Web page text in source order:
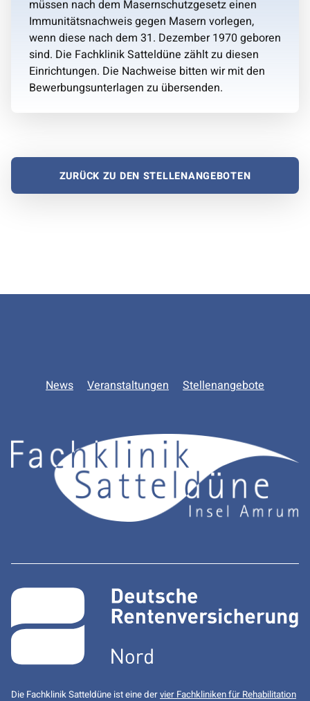
müssen nach dem Masernschutzgesetz einen
Immunitätsnachweis gegen Masern vorlegen,
wenn diese nach dem 31. Dezember 1970 geboren
sind. Die Fachklinik Satteldüne zählt zu diesen
Einrichtungen. Die Nachweise bitten wir mit den
Bewerbungsunterlagen zu übersenden.
ZURÜCK ZU DEN STELLENANGEBOTEN
News Veranstaltungen Stellenangebote
Die Fachklinik Satteldüne ist eine dervier Fachkliniken für Rehabilitation